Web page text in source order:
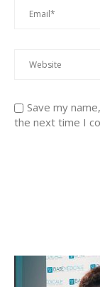
Save my
the next time I